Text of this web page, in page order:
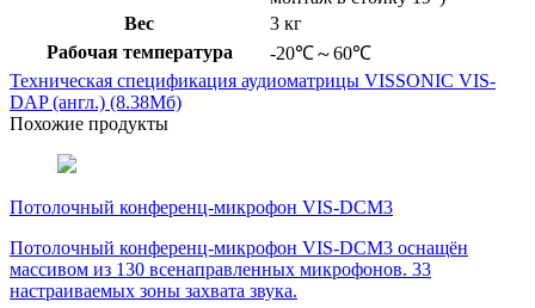
Вес
3 кг
Рабочая температура
-20℃～60℃
Техническая спецификация аудиоматрицы VISSONIC VIS-
DAP (англ.) (8.38Мб)
Похожие продукты
Потолочный конференц-микрофон VIS-DCM3
Потолочный конференц-микрофон VIS-DCM3 оснащён
массивом из 130 всенаправленных микрофонов. 33
настраиваемых зоны захвата звука.